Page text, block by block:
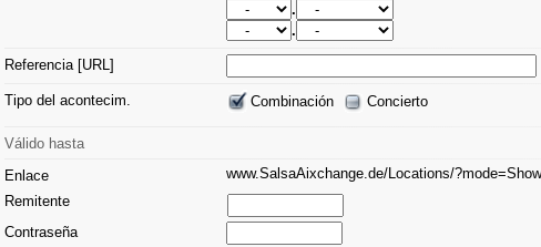
.
.
Referencia [URL]
Tipo del acontecim. Combinación Concierto
Válido hasta
Enlace
www.SalsaAixchange.de/Locations/
Remitente
Contraseña